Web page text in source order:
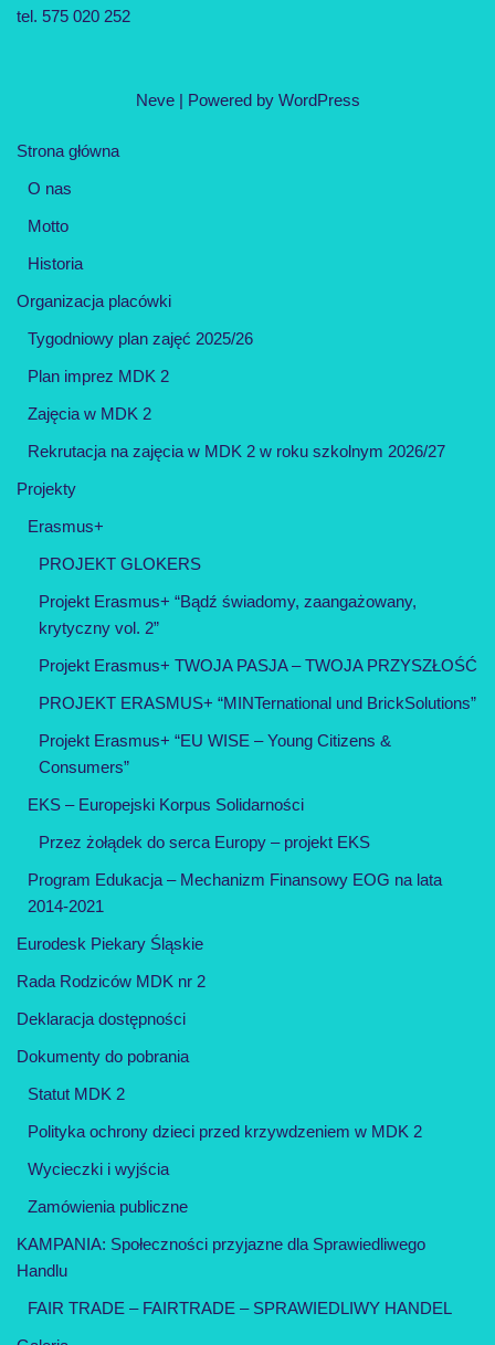
tel. 575 020 252
Neve| Powered by WordPress
Strona główna
O nas
Motto
Historia
Organizacja placówki
Tygodniowy plan zajęć 2025/26
Plan imprez MDK 2
Zajęcia w MDK 2
Rekrutacja na zajęcia w MDK 2 w roku szkolnym 2026/27
Projekty
Erasmus+
PROJEKT GLOKERS
Projekt Erasmus+ “Bądź świadomy, zaangażowany,
krytyczny vol. 2”
Projekt Erasmus+ TWOJA PASJA – TWOJA PRZYSZŁOŚĆ
PROJEKT ERASMUS+ “MINTernational und BrickSolutions”
Projekt Erasmus+ “EU WISE – Young Citizens &
Consumers”
EKS – Europejski Korpus Solidarności
Przez żołądek do serca Europy – projekt EKS
Program Edukacja – Mechanizm Finansowy EOG na lata
2014-2021
Eurodesk Piekary Śląskie
Rada Rodziców MDK nr 2
Deklaracja dostępności
Dokumenty do pobrania
Statut MDK 2
Polityka ochrony dzieci przed krzywdzeniem w MDK 2
Wycieczki i wyjścia
Zamówienia publiczne
KAMPANIA: Społeczności przyjazne dla Sprawiedliwego
Handlu
FAIR TRADE – FAIRTRADE – SPRAWIEDLIWY HANDEL